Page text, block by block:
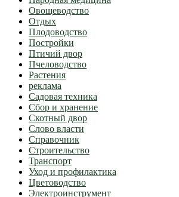
Овощеводство
Отдых
Плодоводство
Постройки
Птичий двор
Пчеловодство
Растения
реклама
Садовая техника
Сбор и хранение
Скотный двор
Слово власти
Справочник
Строительство
Транспорт
Уход и профилактика
Цветоводство
Электроинструмент